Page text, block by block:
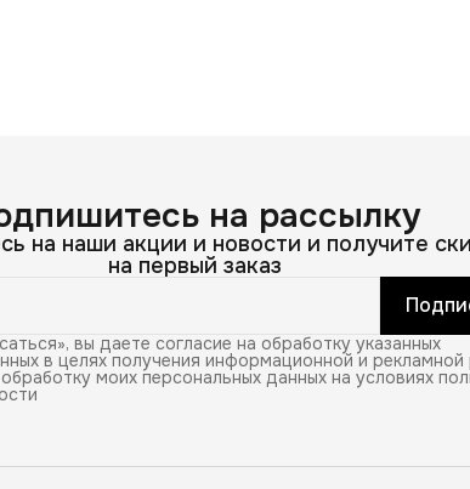
на рассылку
на наши акции и новости и получите
на первый заказ
вы даете согласие на обработку указанных
в целях получения информационной и рекламной
моих персональных данных на условиях